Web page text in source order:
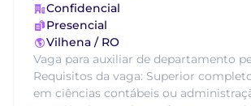
Confidencial
Presencial
Vilhena / RO
Vaga para auxiliar de departamento
Requisitos da vaga: Superior
em ciências contábeis ou